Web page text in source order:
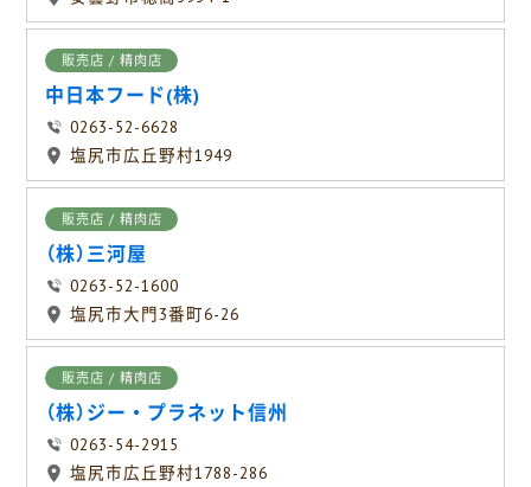
販売店 / 精肉店
中日本フード(株)
0263-52-6628
塩尻市広丘野村1949
販売店 / 精肉店
（株）三河屋
0263-52-1600
塩尻市大門3番町6-26
販売店 / 精肉店
（株）ジー・プラネット信州
0263-54-2915
塩尻市広丘野村1788-286